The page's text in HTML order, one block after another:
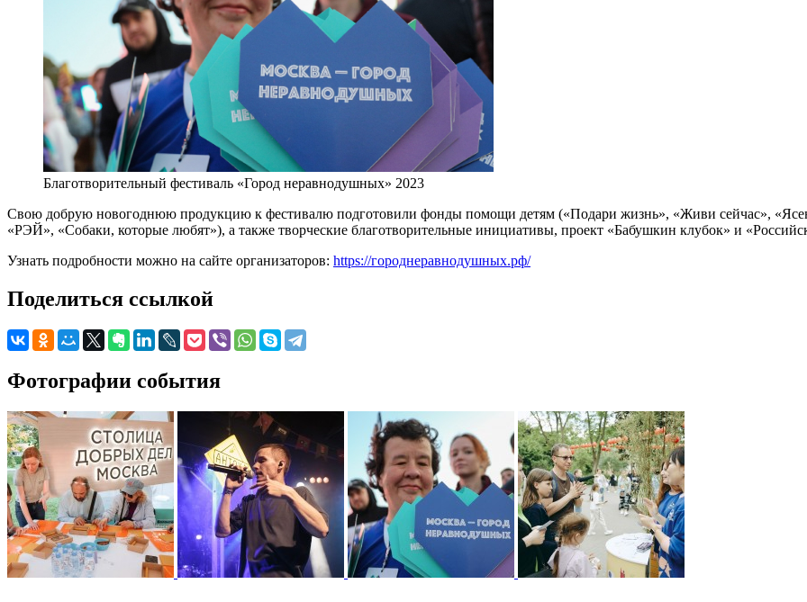
Благотворительный фестиваль «Город неравнодушных» 2023
Свою добрую новогоднюю продукцию к фестивалю подготовили фонды помощи детям («Подари жизнь», «Живи сейчас»,
«РЭЙ», «Собаки, которые любят»), а также творческие благотворительные инициативы, проект «Бабушкин клубок» и
Узнать подробности можно на сайте организаторов: https://городнеравнодушных.рф/
Поделиться ссылкой
Фотографии события